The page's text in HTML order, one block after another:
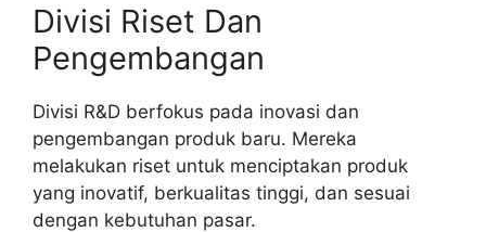
Divisi Riset Dan
Pengembangan
Divisi R&D berfokus pada inovasi dan
pengembangan produk baru. Mereka
melakukan riset untuk menciptakan produk
yang inovatif, berkualitas tinggi, dan sesuai
dengan kebutuhan pasar.